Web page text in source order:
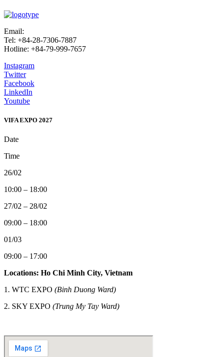
Email:
Tel: +84-28-7306-7887
Hotline: +84-79-999-7657
Instagram
Twitter
Facebook
LinkedIn
Youtube
VIFA EXPO 2027
Date
Time
26/02
10:00 – 18:00
27/02 – 28/02
09:00 – 18:00
01/03
09:00 – 17:00
Locations: Ho Chi Minh City, Vietnam
1. WTC EXPO (Binh Duong Ward)
2. SKY EXPO (Trung My Tay Ward)